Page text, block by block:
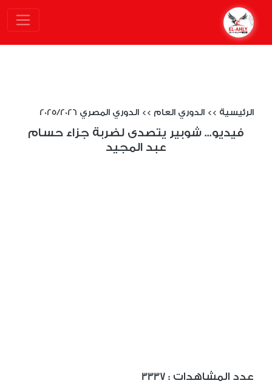
الرئيسية >> الدوري العام >> الدوري المصري 2025/2026
فيديو... شوبير يتصدى لضربة جزاء حسام
عبد المجيد
3337 : عدد المشاهدات